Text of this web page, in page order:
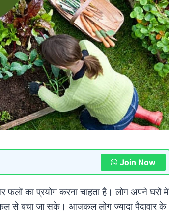
Join Now
का प्रयोग करना चाहता है। लोग अपने घरों में
से बचा जा सके। आजकल लोग ज्यादा पैदावार के